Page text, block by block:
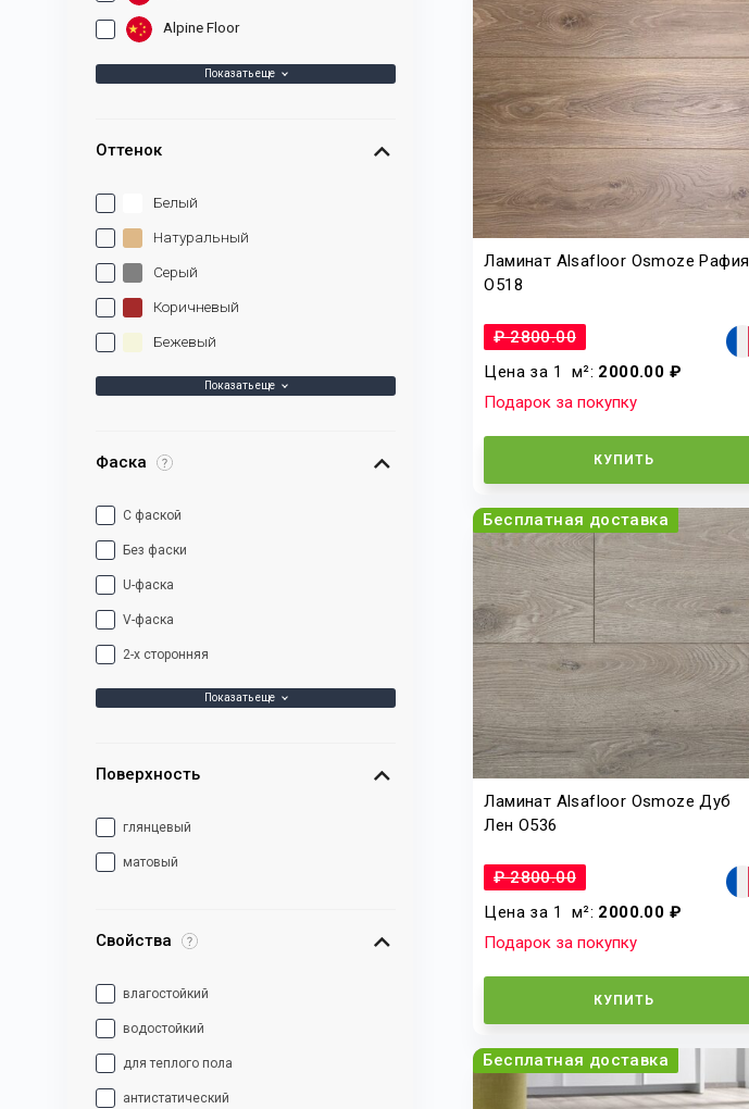
Alpine Floor
Показать еще
Оттенок
Белый
Натуральный
Серый
Коричневый
Бежевый
Показать еще
Фаска
С фаской
Без фаски
U-фаска
V-фаска
2-х сторонняя
Показать еще
Поверхность
глянцевый
матовый
Свойства
влагостойкий
водостойкий
для теплого пола
антистатический
Ламинат Alsafloor Osmoze Рафия
О518
₽ 2800.00
Цена за 1 м²: 2000.00 ₽
Подарок за покупку
КУПИТЬ
Бесплатная доставка
Ламинат Alsafloor Osmoze Дуб
Лен O536
₽ 2800.00
Цена за 1 м²: 2000.00 ₽
Подарок за покупку
КУПИТЬ
Бесплатная доставка